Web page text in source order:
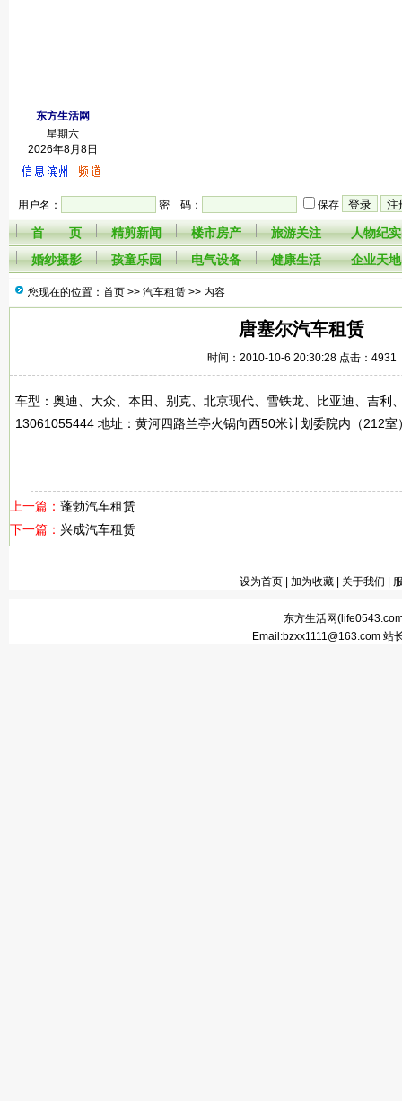
东方生活网
星期六
2026年8月8日
用户名： 密 码： 保存
首 页 精剪新闻 楼市房产 旅游关注
人物纪实
婚纱摄影
孩童乐园 电气设备 健康生活 企业天地
您现在的位置：首页 >> 汽车租赁 >> 内容
唐塞尔汽车租赁
时间：2010-10-6 20:30:28 点击：4931
车型：奥迪、大众、本田、别克、北京现代、雪铁龙、比亚迪、吉利
13061055444 地址：黄河四路兰亭火锅向西50米计划委院内（212室
上一篇： 蓬勃汽车租赁
下一篇： 兴成汽车租赁
设为首页| 加为收藏| 关于我们
东方生活网(
Email:bzxx1111@163.com 站